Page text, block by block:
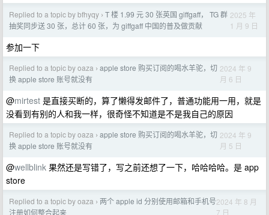
Replied to a topic by bfhyqy › T 楼 1.99 元 30 张英国 giffgaff， TG 群
抽奖同步送 30 张，总计 60 张，为 giffgaff 中国的普及做贡献
2025 年
1 月 9 日
参加一下
Replied to a topic by oaza › apple store 购买订阅的喝水羊驼，切
换 apple store 账号就没有
2024 年 9
月 6 日
@mirtest 是直接买断的，算了懒得发邮件了，普通功能用一用，就是
没看到有别的人和我一样，很奇怪不知道是不是我自己的原因
Replied to a topic by oaza › apple store 购买订阅的喝水羊驼，切
换 apple store 账号就没有
2024 年 9
月 5 日
@wellblink 果然还是写错了，写之前还想了一下，哈哈哈哈。是 app
store
Replied to a topic by oaza › 两个 apple id 分别使用邮箱和手机号
注册如何整合起来
2024 年 8 月
7 日